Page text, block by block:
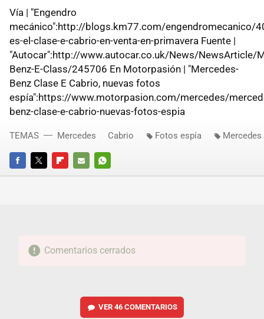
Vía | "Engendro
mecánico":http://blogs.km77.com/engendromecanico/
es-el-clase-e-cabrio-en-venta-en-primavera Fuente |
"Autocar":http://www.autocar.co.uk/News/NewsArticle/
Benz-E-Class/245706 En Motorpasión | "Mercedes-
Benz Clase E Cabrio, nuevas fotos
espía":https://www.motorpasion.com/mercedes/
benz-clase-e-cabrio-nuevas-fotos-espia
FACEBOOKTWITTERFLIPBOARD
E-
WHATSAPP
TEMAS Mercedes Cabrio Fotos espía
Comentarios cerrados
VER 46 COMENTARIOS